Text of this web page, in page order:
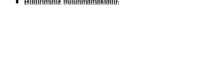
Bildiriminiz bulunmamaktadır.